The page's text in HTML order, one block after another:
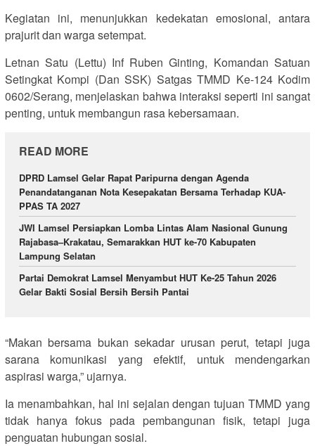
Kegiatan ini, menunjukkan kedekatan emosional, antara
prajurit dan warga setempat.
Letnan Satu (Lettu) Inf Ruben Ginting, Komandan Satuan
Setingkat Kompi (Dan SSK) Satgas TMMD Ke-124 Kodim
0602/Serang, menjelaskan bahwa interaksi seperti ini sangat
penting, untuk membangun rasa kebersamaan.
READ MORE
DPRD Lamsel Gelar Rapat Paripurna dengan Agenda
Penandatanganan Nota Kesepakatan Bersama Terhadap KUA-
PPAS TA 2027
JWI Lamsel Persiapkan Lomba Lintas Alam Nasional Gunung
Rajabasa–Krakatau, Semarakkan HUT ke-70 Kabupaten
Lampung Selatan
Partai Demokrat Lamsel Menyambut HUT Ke-25 Tahun 2026
Gelar Bakti Sosial Bersih Bersih Pantai
“Makan bersama bukan sekadar urusan perut, tetapi juga
sarana komunikasi yang efektif, untuk mendengarkan
aspirasi warga,” ujarnya.
Ia menambahkan, hal ini sejalan dengan tujuan TMMD yang
tidak hanya fokus pada pembangunan fisik, tetapi juga
penguatan hubungan sosial.